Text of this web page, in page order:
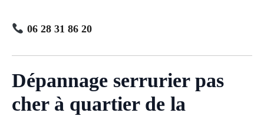
06 28 31 86 20
Dépannage serrurier pas
cher à quartier de la